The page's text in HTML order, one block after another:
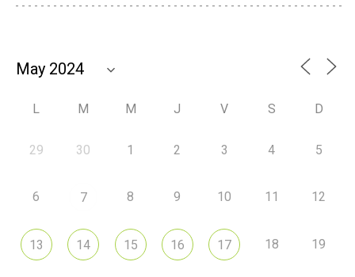
L M M J V S D
29 30 1 2 3 4 5
6 7 8 9 10 11 12
13 14 15 16 17 18 19